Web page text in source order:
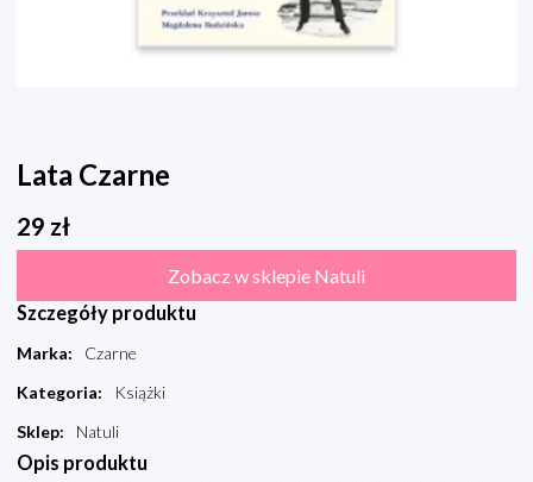
Lata Czarne
29 zł
Zobacz w sklepie Natuli
Szczegóły produktu
Marka:
Czarne
Kategoria:
Książki
Sklep: Natuli
Opis produktu